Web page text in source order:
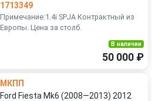
1713349
Примечание:1.4i SPJA Контрактный из
Европы. Цена за столб.
В наличии
50 000 ₽
МКПП
Ford Fiesta Mk6 (2008—2013) 2012